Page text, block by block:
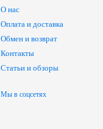
О нас
Оплата и доставка
Обмен и возврат
Контакты
Статьи и обзоры
Мы в соцсетях